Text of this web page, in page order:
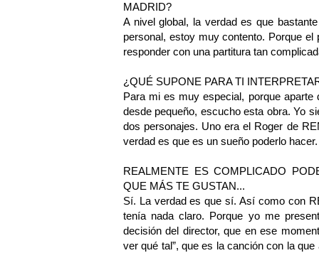
MADRID?
A nivel global, la verdad es que
personal, estoy muy contento. Porque
responder con una partitura tan
¿QUÉ SUPONE PARA TI
Para mi es muy especial, porque
desde pequeño, escucho esta obra. Yo
dos personajes. Uno era el Roger de
verdad es que es un sueño poderlo
REALMENTE ES COMPLICADO
QUE MÁS TE GUSTAN...
Sí. La verdad es que sí. Así como con
tenía nada claro. Porque yo me
decisión del director, que en ese
ver qué tal”, que es la canción con la